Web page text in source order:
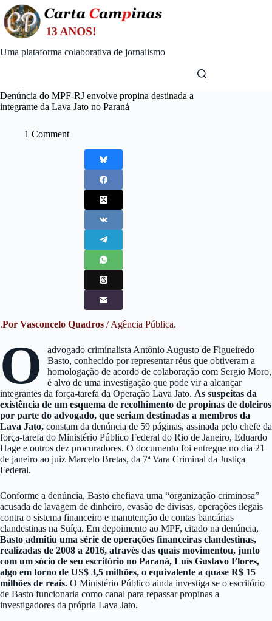
Skip
to
content
Uma plataforma colaborativa de jornalismo
Denúncia do MPF-RJ envolve propina destinada a
integrante da Lava Jato no Paraná
1 Comment
.Por Vasconcelo Quadros / Agência Pública.
O
advogado criminalista Antônio Augusto de Figueiredo
Basto, conhecido por representar réus que obtiveram a
homologação de acordo de colaboração com Sergio Moro,
é alvo de uma investigação que pode vir a alcançar
integrantes da força-tarefa da Operação Lava Jato. As suspeitas da
existência de um esquema de recolhimento de propinas de doleiros
por parte do advogado, que seriam destinadas a membros da
Lava Jato, constam da denúncia de 59 páginas, assinada pelo chefe da
força-tarefa do Ministério Público Federal do Rio de Janeiro, Eduardo
Hage e outros dez procuradores. O documento foi entregue no dia 21
de janeiro ao juiz Marcelo Bretas, da 7ª Vara Criminal da Justiça
Federal.
Conforme a denúncia, Basto chefiava uma “organização criminosa”
acusada de lavagem de dinheiro, evasão de divisas, operações ilegais
contra o sistema financeiro e manutenção de contas bancárias
clandestinas na Suíça. Em depoimento ao MPF, citado na denúncia,
Basto admitiu uma série de operações financeiras clandestinas,
realizadas de 2008 a 2016, através das quais movimentou, junto
com um sócio de seu escritório no Paraná, Luís Gustavo Flores,
algo em torno de US$ 3,5 milhões, o equivalente a quase R$ 15
milhões de reais. O Ministério Público ainda investiga se o escritório
de Basto funcionaria como canal para repassar propinas a
investigadores da própria Lava Jato.